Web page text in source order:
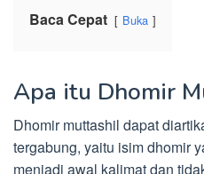
Baca Cepat Buka
Apa itu Dhomir
Dhomir muttashil dapat
tergabung, yaitu isim dhomir
menjadi awal kalimat dan